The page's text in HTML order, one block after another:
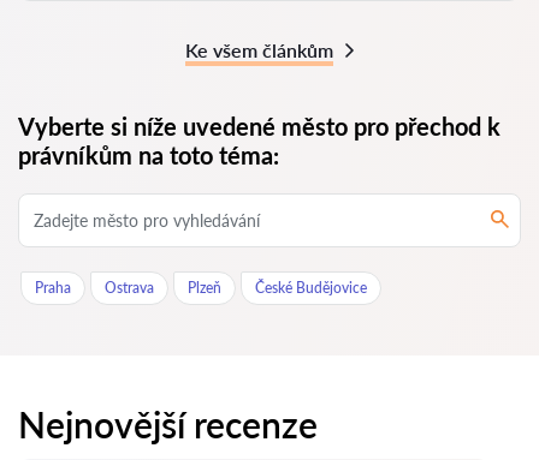
Ke všem článkům
Vyberte si níže uvedené město pro přechod k
právníkům na toto téma:
Praha Ostrava Plzeň České Budějovice
Nejnovější recenze